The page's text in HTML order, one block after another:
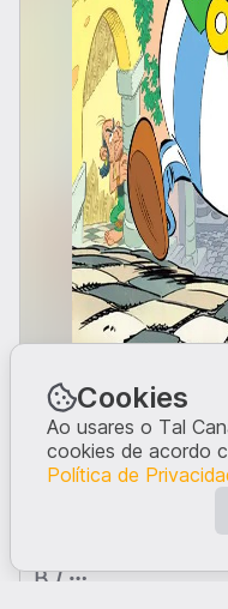
Banda
Se queres ver
canal.
Cookies
Ao usares o Tal
cookies de acordo
Política de